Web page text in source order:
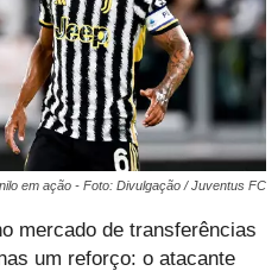
em ação - Foto: Divulgação / Juventus FC
mercado de transferências
um reforço: o atacante